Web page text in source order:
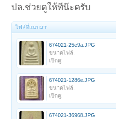
ปล.ช่วยดูให้ทีน๊ะครับ
ไฟล์ที่แนบมา:
674021-25e9a.JPG
ขนาดไฟล์:
เปิดดู:
674021-1286e.JPG
ขนาดไฟล์:
เปิดดู:
674021-36968.JPG